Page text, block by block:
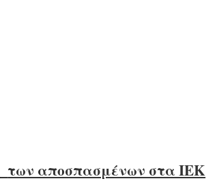
των αποσπασμένων στα ΙΕΚ